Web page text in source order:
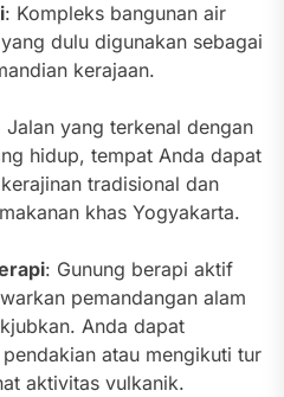
: Kompleks bangunan air
dulu digunakan sebagai
kerajaan.
Jalan yang terkenal dengan
hidup, tempat Anda dapat
tradisional dan
khas Yogyakarta.
: Gunung berapi aktif
pemandangan alam
Anda dapat
atau mengikuti tur
aktivitas vulkanik.